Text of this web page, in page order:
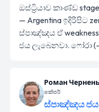
ඔස්ට්‍රියාව කාණ්ඩ stage
— Argentina ඉදිරිපිට
ස්පාඤ්ඤය ඒ
ජය ලැබෙනවා. ෆෝරා (-
Роман
කේපර්
ස්පාඤ්ඤය ජය